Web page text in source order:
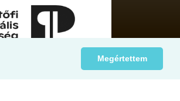
Megértettem